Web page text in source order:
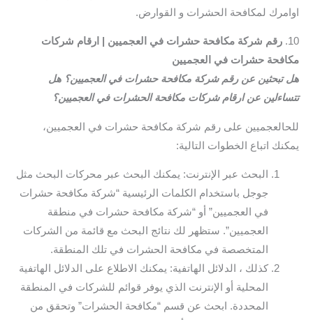
اوامرك لمكافحة الحشرات و القوارض.
10. رقم شركة مكافحة حشرات في العجميين | ارقام شركات
مكافحة حشرات في العجميين
هل تبحثين عن رقم شركة مكافحة حشرات في العجميين؟ هل
تتساءلين عن ارقام شركات مكافحة الحشرات في العجميين؟
للحالعجميين على رقم شركة مكافحة حشرات في العجميين،
يمكنك اتباع الخطوات التالية:
البحث عبر الإنترنت: يمكنك البحث عبر محركات البحث مثل
جوجل باستخدام الكلمات الرئيسية “شركة مكافحة حشرات
في العجميين” أو “شركة مكافحة حشرات في منطقة
العجميين”. ستظهر لك نتائج البحث مع قائمة من الشركات
المتخصصة في مكافحة الحشرات في تلك المنطقة.
كذلك ، الدلائل الهاتفية: يمكنك الاطلاع على الدلائل الهاتفية
المحلية أو الإنترنت الذي يوفر قوائم للشركات في المنطقة
المحددة. ابحث عن قسم “مكافحة الحشرات” وتحقق من